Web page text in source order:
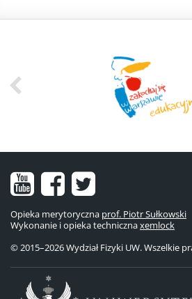
Nasz
kanał
na
YouTube
Nasz
fanpage
na
Nasze
konto
na
Opieka merytoryczna prof. Piotr Sułkowski
Wykonanie i opieka technicznaxemlock
© 2015–2026 Wydział Fizyki UW. Wszelkie